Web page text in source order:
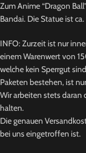
Zum Anime “Dragon
Bandai. Die Statue ist
INFO: Zurzeit ist nur
einem Warenwert von
welche kein Sperrgut
Paketen bestehen, ist
Wir arbeiten stets daran
halten.
Die genauen
bei uns eingetroffen ist.